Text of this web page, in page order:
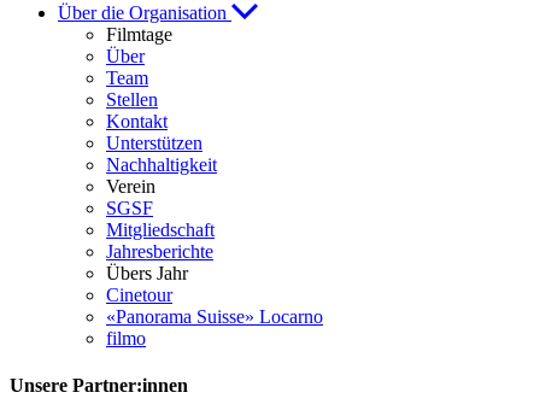
Über die Organisation
Filmtage
Über
Team
Stellen
Kontakt
Unterstützen
Nachhaltigkeit
Verein
SGSF
Mitgliedschaft
Jahresberichte
Übers Jahr
Cinetour
«Panorama Suisse» Locarno
filmo
Unsere Partner:innen